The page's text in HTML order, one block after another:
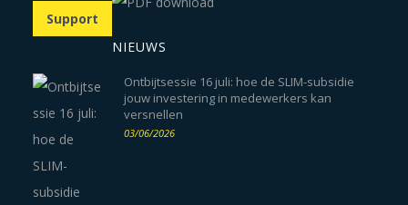
Support
NIEUWS
Ontbijtsessie 16 juli: hoe de SLIM-subsidie
jouw investering in medewerkers kan
versnellen
03/06/2026